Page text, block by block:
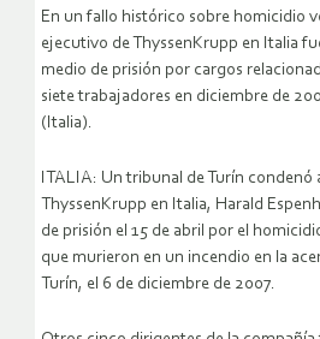
En un fallo histórico sobre homicidio
ejecutivo de ThyssenKrupp en Italia
medio de prisión por cargos
siete trabajadores en diciembre de
(Italia).
ITALIA: Un tribunal de Turín
ThyssenKrupp en Italia, Harald
de prisión el 15 de abril por el
que murieron en un incendio en la
Turín, el 6 de diciembre de 2007.